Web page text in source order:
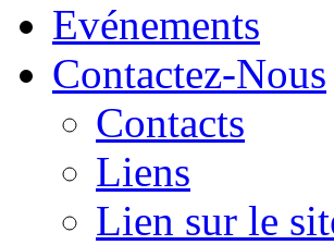
Evénements
Contactez-Nous
Contacts
Liens
Lien sur le